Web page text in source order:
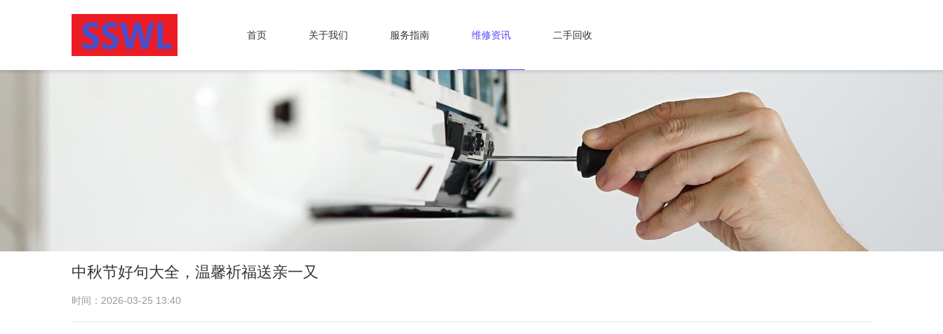
首页 关于我们 服务指南 维修资讯 二手回收
中秋节好句大全，温馨祈福送亲一又
时间：2026-03-25 13:40